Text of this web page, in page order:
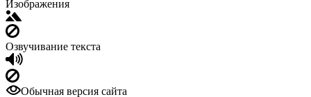
Изображения
Озвучивание текста
Обычная версия сайта